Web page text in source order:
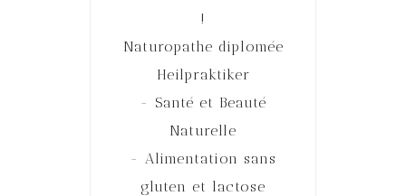
!
Naturopathe diplomée
Heilpraktiker
- Santé et Beauté
Naturelle
- Alimentation sans
gluten et lactose